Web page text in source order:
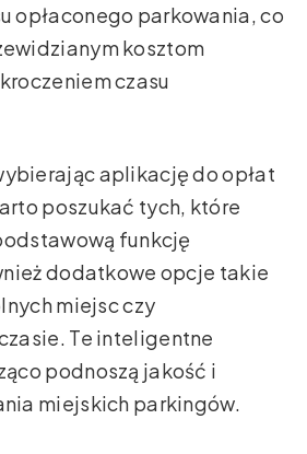
opłaconego parkowania, co
kosztom
czasu
aplikację do opłat
poszukać tych, które
funkcję
dodatkowe opcje takie
miejsc czy
Te inteligentne
podnoszą jakość i
miejskich parkingów.